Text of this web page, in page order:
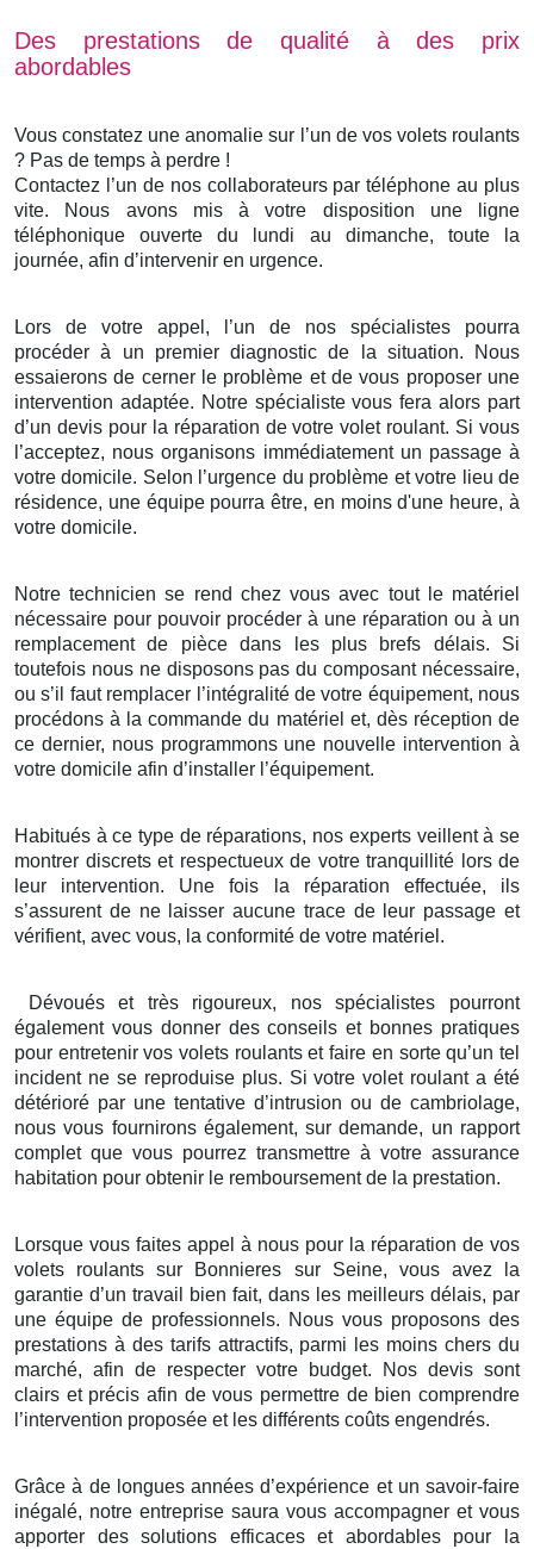
Des prestations de qualité à des prix
abordables
Vous constatez une anomalie sur l’un de vos volets roulants
? Pas de temps à perdre !
Contactez l’un de nos collaborateurs par téléphone au plus
vite. Nous avons mis à votre disposition une ligne
téléphonique ouverte du lundi au dimanche, toute la
journée, afin d’intervenir en urgence.
Lors de votre appel, l’un de nos spécialistes pourra
procéder à un premier diagnostic de la situation. Nous
essaierons de cerner le problème et de vous proposer une
intervention adaptée. Notre spécialiste vous fera alors part
d’un devis pour la réparation de votre volet roulant. Si vous
l’acceptez, nous organisons immédiatement un passage à
votre domicile. Selon l’urgence du problème et votre lieu de
résidence, une équipe pourra être, en moins d'une heure, à
votre domicile.
Notre technicien se rend chez vous avec tout le matériel
nécessaire pour pouvoir procéder à une réparation ou à un
remplacement de pièce dans les plus brefs délais. Si
toutefois nous ne disposons pas du composant nécessaire,
ou s’il faut remplacer l’intégralité de votre équipement, nous
procédons à la commande du matériel et, dès réception de
ce dernier, nous programmons une nouvelle intervention à
votre domicile afin d’installer l’équipement.
Habitués à ce type de réparations, nos experts veillent à se
montrer discrets et respectueux de votre tranquillité lors de
leur intervention. Une fois la réparation effectuée, ils
s’assurent de ne laisser aucune trace de leur passage et
vérifient, avec vous, la conformité de votre matériel.
Dévoués et très rigoureux, nos spécialistes pourront
également vous donner des conseils et bonnes pratiques
pour entretenir vos volets roulants et faire en sorte qu’un tel
incident ne se reproduise plus. Si votre volet roulant a été
détérioré par une tentative d’intrusion ou de cambriolage,
nous vous fournirons également, sur demande, un rapport
complet que vous pourrez transmettre à votre assurance
habitation pour obtenir le remboursement de la prestation.
Lorsque vous faites appel à nous pour la réparation de vos
volets roulants sur Bonnieres sur Seine, vous avez la
garantie d’un travail bien fait, dans les meilleurs délais, par
une équipe de professionnels. Nous vous proposons des
prestations à des tarifs attractifs, parmi les moins chers du
marché, afin de respecter votre budget. Nos devis sont
clairs et précis afin de vous permettre de bien comprendre
l’intervention proposée et les différents coûts engendrés.
Grâce à de longues années d’expérience et un savoir-faire
inégalé, notre entreprise saura vous accompagner et vous
apporter des solutions efficaces et abordables pour la